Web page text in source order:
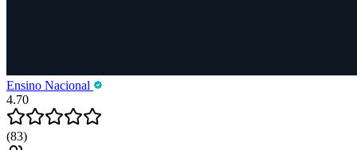
Ensino Nacional
4.70
(83)